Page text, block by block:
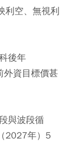
利空、無視利
後年
外資目標價甚
與波段循
2027年）5